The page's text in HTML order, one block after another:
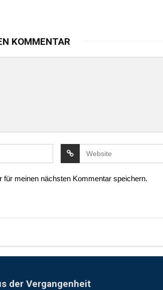
KOMMENTAR
meinen nächsten Kommentar speichern.
der Vergangenheit